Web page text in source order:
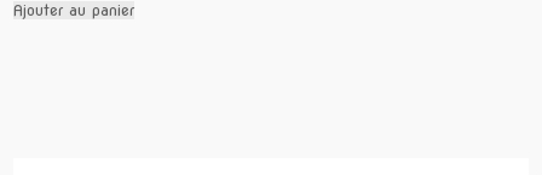
Ajouter au panier